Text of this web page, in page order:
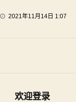
2021年11月14日 1:07
欢迎登录